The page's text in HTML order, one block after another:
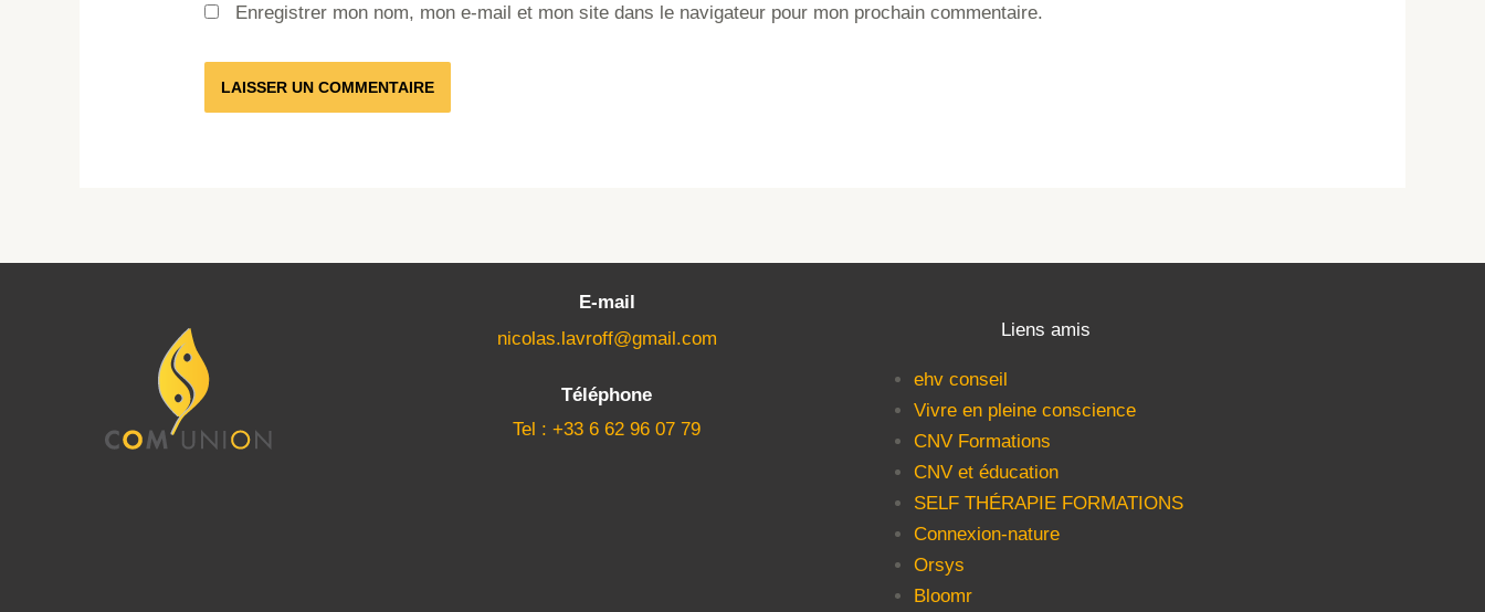
Enregistrer mon nom, mon e-mail et mon site dans le navigateur pour mon prochain commentaire.
E-mail
nicolas.lavroff@gmail.com
Téléphone
Tel : +33 6 62 96 07 79
Liens amis
ehv conseil
Vivre en pleine conscience
CNV Formations
CNV et éducation
SELF THÉRAPIE FORMATIONS
Connexion-nature
Orsys
Bloomr